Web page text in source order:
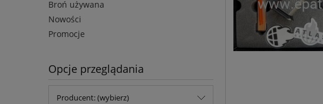
Broń używana
Nowości
Promocje
Opcje przeglądania
Producent: (wybierz)